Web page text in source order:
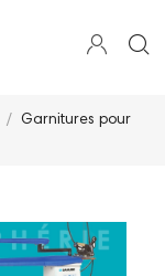
Garnitures pour